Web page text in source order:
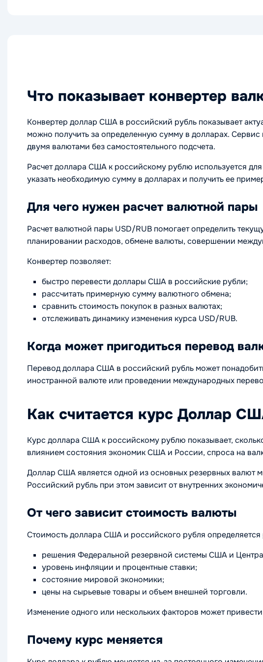
Что показывает конвертер
Конвертер доллар США в российский рубль показывает
можно получить за определенную сумму в долларах.
двумя валютами без самостоятельного подсчета.
Расчет доллара США к российскому рублю используется
указать необходимую сумму в долларах и получить ее
Для чего нужен расчет валютной пары
Расчет валютной пары USD/RUB помогает определить
планировании расходов, обмене валюты, совершении
Конвертер позволяет:
быстро перевести доллары США в российские рубли;
рассчитать примерную сумму валютного обмена;
сравнить стоимость покупок в разных валютах;
отслеживать динамику изменения курса USD/RUB.
Когда может пригодиться перевод
Перевод доллара США в российский рубль может
иностранной валюте или проведении международных
Как считается курс Доллар
Курс доллара США к российскому рублю показывает,
влиянием состояния экономик США и России, спроса на
Доллар США является одной из основных резервных валют
Российский рубль при этом зависит от внутренних
От чего зависит стоимость валюты
Стоимость доллара США и российского рубля
решения Федеральной резервной системы США и
уровень инфляции и процентные ставки;
состояние мировой экономики;
цены на сырьевые товары и объем внешней торговли.
Изменение одного или нескольких факторов может
Почему курс меняется